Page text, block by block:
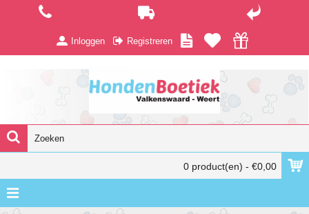
Inloggen Registreren
0 product(en) - €0,00